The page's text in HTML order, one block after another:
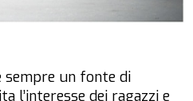
sempre un fonte di
l’interesse dei ragazzi e